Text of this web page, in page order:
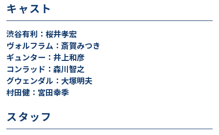
キャスト
渋谷有利：桜井孝宏
ヴォルフラム：斎賀みつき
ギュンター：井上和彦
コンラッド：森川智之
グウェンダル：大塚明夫
村田健：宮田幸季
スタッフ